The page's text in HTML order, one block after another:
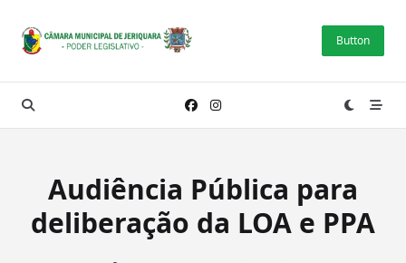
content
Button
Audiência Pública para
deliberação da LOA e PPA